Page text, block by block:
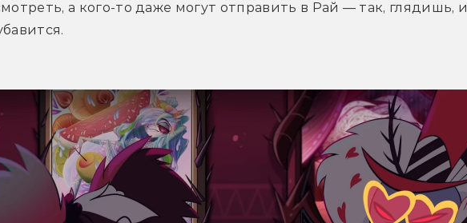
а кого-то даже могут отправить в Рай — так, глядишь, и